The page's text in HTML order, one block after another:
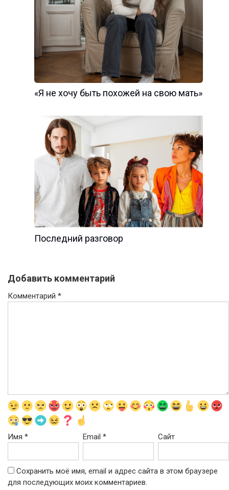
«Я не хочу быть похожей на свою мать»
Последний разговор
Добавить комментарий
Комментарий *
Имя * Email* Сайт
Сохранить моё имя, email и адрес сайта в этом браузере
для последующих моих комментариев.